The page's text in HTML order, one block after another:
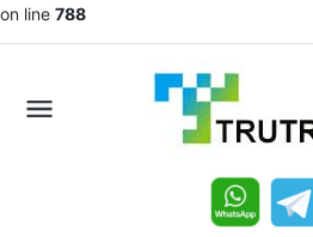
on line 788